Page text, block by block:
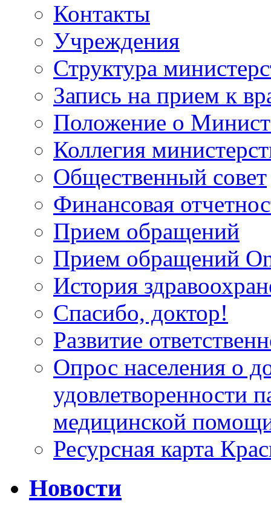
Контакты
Учреждения
Структура
Запись на прием к
Положение о
Коллегия
Общественный совет
Финансовая
Прием обращений
Прием обращений
История
Спасибо, доктор!
Развитие
Опрос населения о
удовлетворенности
медицинской
Ресурсная карта
Новости